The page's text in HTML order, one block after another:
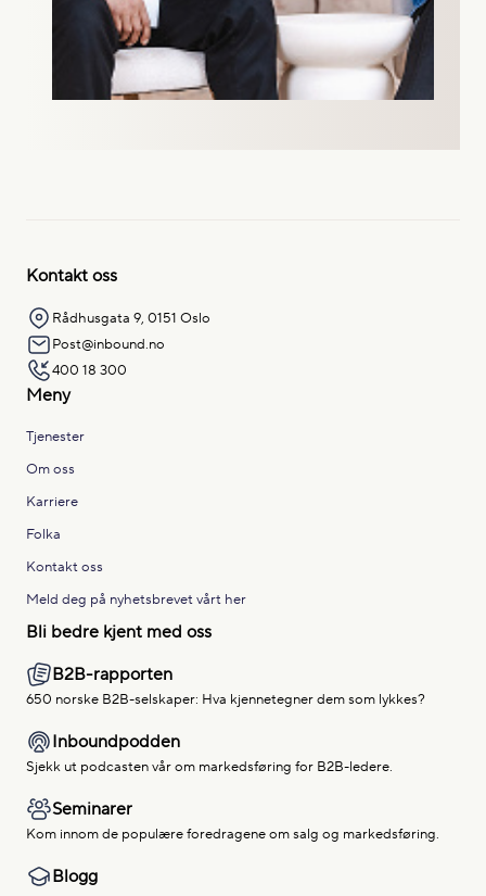
Kontakt oss
Rådhusgata 9, 0151 Oslo
Post@inbound.no
400 18 300
Meny
Tjenester
Om oss
Karriere
Folka
Kontakt oss
Meld deg på nyhetsbrevet vårt her
Bli bedre kjent med oss
B2B-rapporten
650 norske B2B-selskaper: Hva kjennetegner dem som lykkes?
Inboundpodden
Sjekk ut podcasten vår om markedsføring for B2B-ledere.
Seminarer
Kom innom de populære foredragene om salg og markedsføring.
Blogg